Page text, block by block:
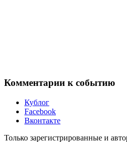
Комментарии к событию
Кублог
Facebook
Вконтакте
Только зарегистрированные и